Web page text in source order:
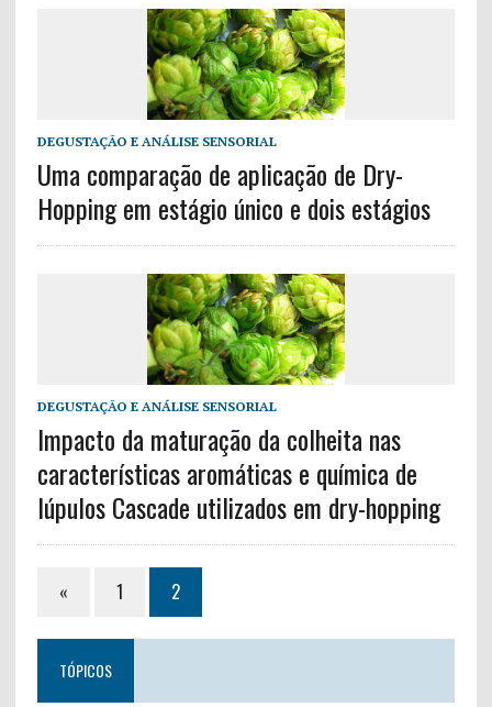
DEGUSTAÇÃO E ANÁLISE SENSORIAL
Uma comparação de aplicação de Dry-
Hopping em estágio único e dois estágios
DEGUSTAÇÃO E ANÁLISE SENSORIAL
Impacto da maturação da colheita nas
características aromáticas e química de
lúpulos Cascade utilizados em dry-hopping
« 1 2
TÓPICOS